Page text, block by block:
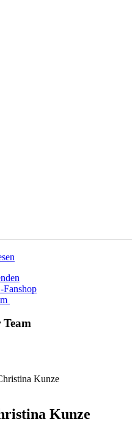
Team
Kunze